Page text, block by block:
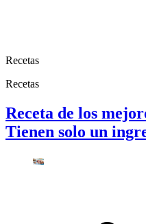
Recetas
Recetas
Receta de los
Tienen solo un